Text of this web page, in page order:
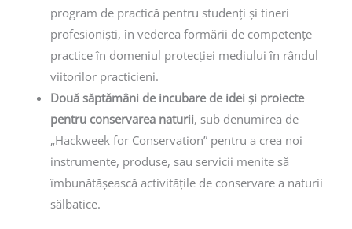
program de practică pentru studenți și tineri
profesioniști, în vederea formării de competențe
practice în domeniul protecției mediului în rândul
viitorilor practicieni.
Două săptămâni de incubare de idei și proiecte
pentru conservarea naturii, sub denumirea de
„Hackweek for Conservation” pentru a crea noi
instrumente, produse, sau servicii menite să
îmbunătășească activitățile de conservare a naturii
sălbatice.